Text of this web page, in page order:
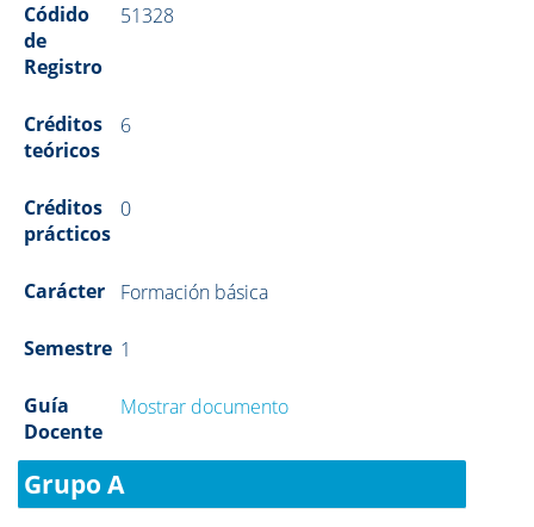
Códido
de
Registro
51328
Créditos
teóricos
6
Créditos
prácticos
0
Carácter Formación básica
Semestre 1
Guía
Docente
Mostrar documento
Grupo A